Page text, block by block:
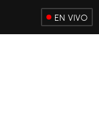
EN VIVO